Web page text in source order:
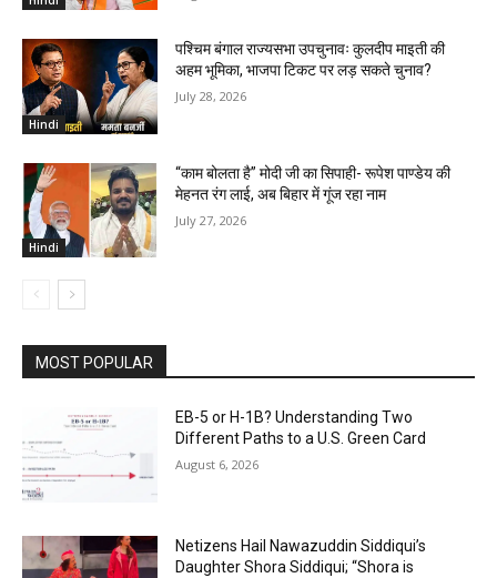
Hindi
पश्चिम बंगाल राज्यसभा उपचुनावः कुलदीप माइती की
अहम भूमिका, भाजपा टिकट पर लड़ सकते चुनाव?
July 28, 2026
Hindi
“काम बोलता है” मोदी जी का सिपाही- रूपेश पाण्डेय की
मेहनत रंग लाई, अब बिहार में गूंज रहा नाम
July 27, 2026
MOST POPULAR
EB-5 or H-1B? Understanding Two
Different Paths to a U.S. Green Card
August 6, 2026
Netizens Hail Nawazuddin Siddiqui’s
Daughter Shora Siddiqui; “Shora is